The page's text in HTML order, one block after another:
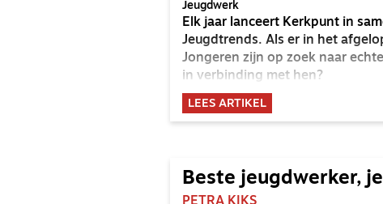
Jeugdwerk
Elk jaar lanceert Kerkpunt in
Jeugdtrends. Als er in het
Jongeren zijn op zoek naar
in verbinding met hen?
LEES ARTIKEL
Beste jeugdwerker,